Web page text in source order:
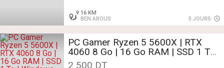
16 KM
BEN AROUS
3 JOURS
PC Gamer Ryzen 5 5600X | RTX
4060 8 Go | 16 Go RAM | SSD 1 To
| Windows 11 Pro
2 500 DT